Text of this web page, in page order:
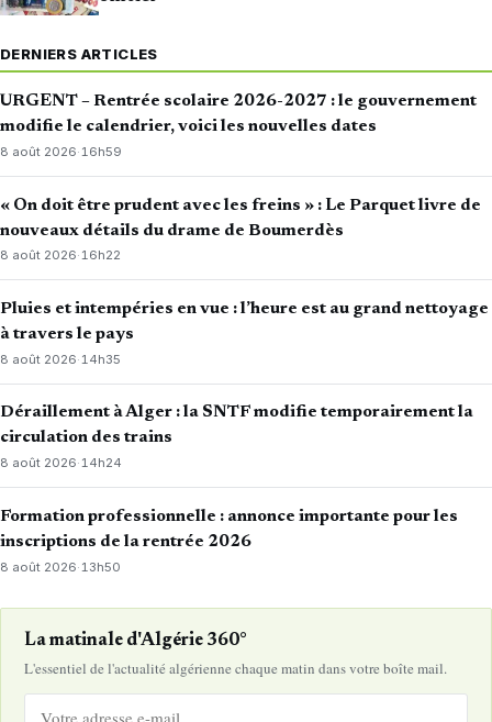
DERNIERS ARTICLES
URGENT – Rentrée scolaire 2026-2027 : le gouvernement
modifie le calendrier, voici les nouvelles dates
8 août 2026·16h59
« On doit être prudent avec les freins » : Le Parquet livre de
nouveaux détails du drame de Boumerdès
8 août 2026·16h22
Pluies et intempéries en vue : l’heure est au grand nettoyage
à travers le pays
8 août 2026· 14h35
Déraillement à Alger : la SNTF modifie temporairement la
circulation des trains
8 août 2026·14h24
Formation professionnelle : annonce importante pour les
inscriptions de la rentrée 2026
8 août 2026· 13h50
La matinale d'Algérie 360°
L'essentiel de l'actualité algérienne chaque matin dans votre boîte mail.